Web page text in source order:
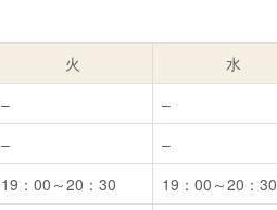
火 水
– –
– –
19：00～20：30 19：00～20：30